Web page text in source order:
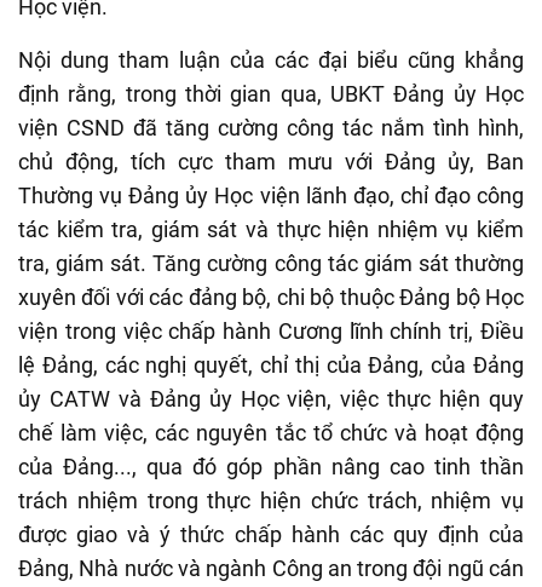
Học viện.
Nội dung tham luận của các đại biểu cũng khẳng
định rằng, trong thời gian qua, UBKT Đảng ủy Học
viện CSND đã tăng cường công tác nắm tình hình,
chủ động, tích cực tham mưu với Đảng ủy, Ban
Thường vụ Đảng ủy Học viện lãnh đạo, chỉ đạo công
tác kiểm tra, giám sát và thực hiện nhiệm vụ kiểm
tra, giám sát. Tăng cường công tác giám sát thường
xuyên đối với các đảng bộ, chi bộ thuộc Đảng bộ Học
viện trong việc chấp hành Cương lĩnh chính trị, Điều
lệ Đảng, các nghị quyết, chỉ thị của Đảng, của Đảng
ủy CATW và Đảng ủy Học viện, việc thực hiện quy
chế làm việc, các nguyên tắc tổ chức và hoạt động
của Đảng..., qua đó góp phần nâng cao tinh thần
trách nhiệm trong thực hiện chức trách, nhiệm vụ
được giao và ý thức chấp hành các quy định của
Đảng, Nhà nước và ngành Công an trong đội ngũ cán